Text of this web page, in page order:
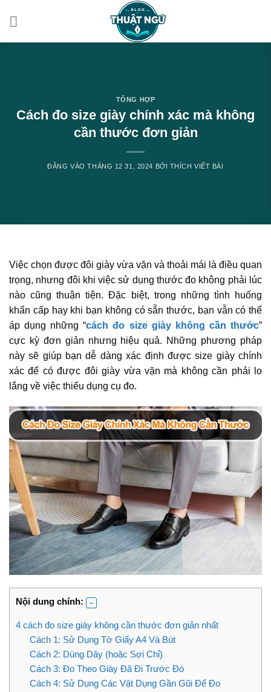
TỔNG HỢP
Cách đo size giày chính xác mà không
cần thước đơn giản
ĐĂNG VÀOTHÁNG 12 31, 2024 BỞI THÍCH VIẾT BÀI
Việc chọn được đôi giày vừa vặn và thoải mái là điều quan
trọng, nhưng đôi khi việc sử dụng thước đo không phải lúc
nào cũng thuận tiện. Đặc biệt, trong những tình huống
khẩn cấp hay khi bạn không có sẵn thước, bạn vẫn có thể
áp dụng những “cách đo size giày không cần thước”
cực kỳ đơn giản nhưng hiệu quả. Những phương pháp
này sẽ giúp bạn dễ dàng xác định được size giày chính
xác để có được đôi giày vừa vặn mà không cần phải lo
lắng về việc thiếu dụng cụ đo.
Nội dung chính:
4 cách đo size giày không cần thước đơn giản nhất
Cách 1: Sử Dụng Tờ Giấy A4 Và Bút
Cách 2: Dùng Dây (hoặc Sợi Chỉ)
Cách 3: Đo Theo Giày Đã Đi Trước Đó
Cách 4: Sử Dụng Các Vật Dụng Gần Gũi Để Đo